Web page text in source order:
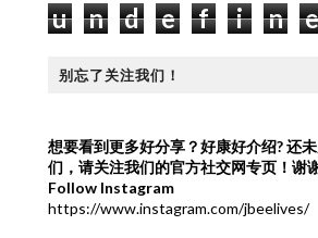
u n d e f i n e
别忘了关注我们！
想要看到更多好分享？好康好介绍?还
们，请关注我们的官方社交网专页！谢
Follow Instagram
https://www.instagram.com/jbeelives/